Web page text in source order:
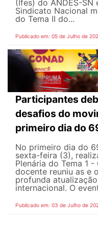
(Ifes) do ANDES-
Sindicato Nacional
do Tema II do...
Publicado em: 05 de Julho de
Participantes
desafios do
primeiro dia do
No primeiro dia do
sexta-feira (3),
Plenária do Tema 1
docente reuniu as e
profunda
internacional. O
Publicado em: 03 de Julho de